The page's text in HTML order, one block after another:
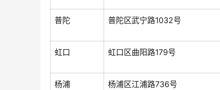
普陀 普陀区武宁路1032号
虹口 虹口区曲阳路179号
杨浦 杨浦区江浦路736号